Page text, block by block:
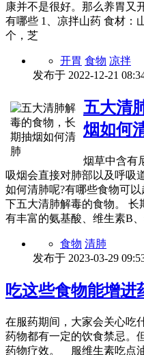
康并不是很好。那么养胃又
有哪些 1、凉拌山药 食材：
个，芝
开胃 食物 凉拌
发布于 2022-12-21
五大清
烟如何
烟草中含有
吸烟会直接对肺部以及呼吸
如何清肺呢?有哪些食物可
下五大清肺解毒的食物。 长
有丰富的氨基酸、维生素B
食物 清肺
发布于 2023-03-29
吃这些食物能增进
在服药期间，大家会关心吃
药物都有一定的饮食禁忌。
药物疗效。 服维生素吃点